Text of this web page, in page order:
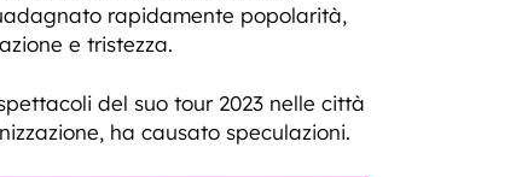
rapidamente popolarità,
e tristezza.
del suo tour 2023 nelle città
ha causato speculazioni.